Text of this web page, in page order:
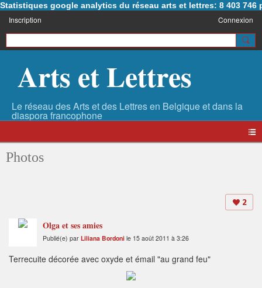
Statistiques google analytics du réseau arts et lettres: 8 403 746
Inscription Connexion
Arts et Lettres
Photos
2
Olga et ses amies
Publié(e) par Liliana Bordoni le 15 août 2011 à 3:26
Terrecuite décorée avec oxyde et émail "au grand feu"